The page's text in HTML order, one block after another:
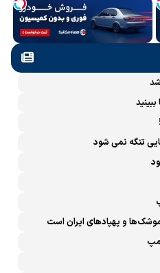
تنگه نمی شود
و پهپادهای ایران است